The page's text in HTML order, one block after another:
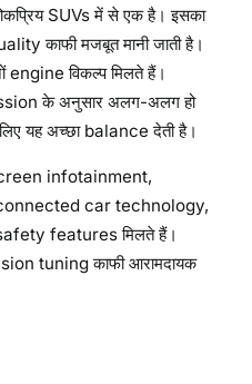
SUVs में से एक है। इसका
काफी मजबूत मानी जाती है।
विकल्प मिलते हैं।
के अनुसार अलग-अलग हो
यह अच्छा balance देती है।
infotainment,
car technology,
features मिलते हैं।
tuning काफी आरामदायक